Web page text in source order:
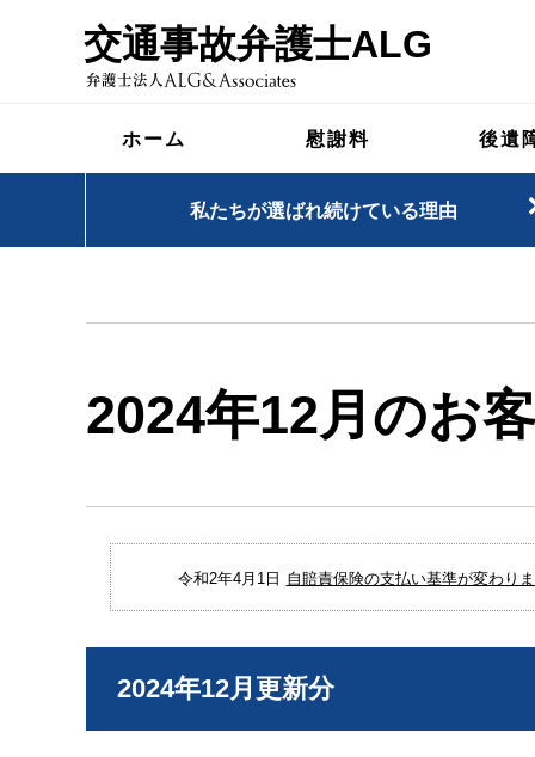
交通事故弁護士ALG
ホーム 慰謝料 後遺
私たちが選ばれ続けている理由
2024年12月のお
令和2年4月1日 自賠責保険の支払い基準が変わり
2024年12月更新分